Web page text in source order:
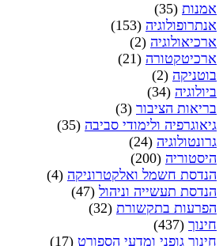
אמנות (35)
אנתרופולוגיה (153)
ארכיאולוגיה (2)
ארכיטקטורה (21)
בוטניקה (2)
ביולוגיה (34)
בריאות הציבור (3)
גיאוגרפיה ולימודי סביבה (35)
גרונטולוגיה (24)
היסטוריה (200)
הנדסת חשמל ואלקטרוניקה (4)
הנדסת תעשייה וניהול (47)
הפרעות בתקשורת (32)
חינוך (437)
חינוך גופני ומדעי הספורט (17)